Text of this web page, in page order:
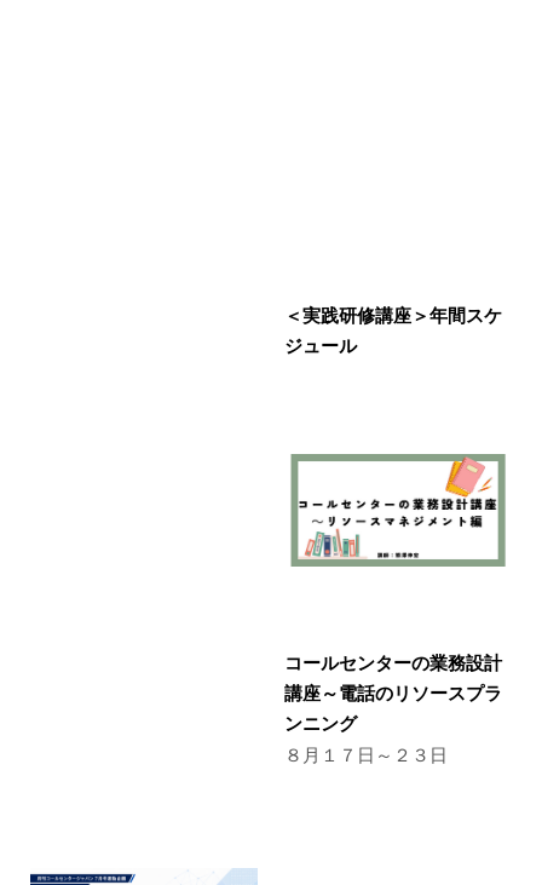
＜実践研修講座＞年間スケ
ジュール
コールセンターの業務設計
講座～電話のリソースプラ
ンニング
８月１７日～２３日